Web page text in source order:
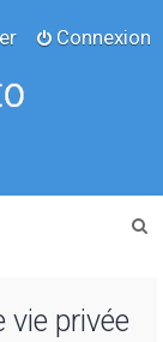
Connexion
vie privée